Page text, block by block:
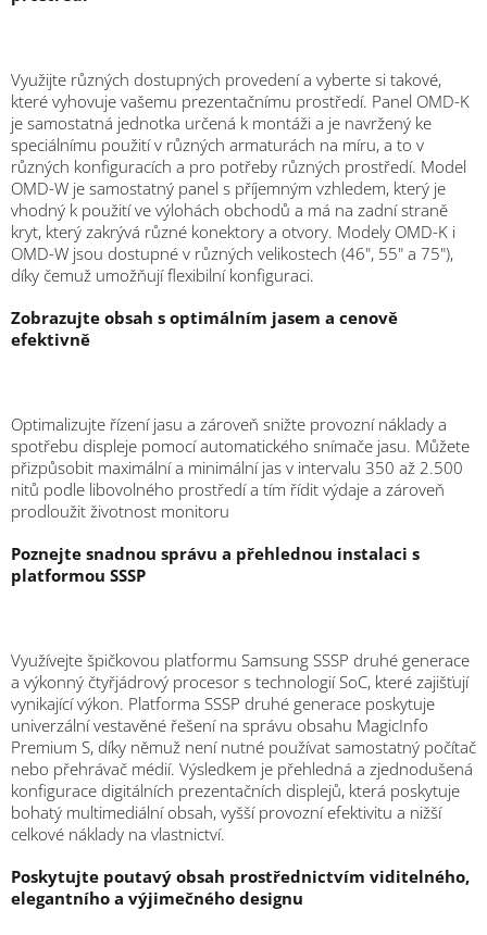
Využijte různých dostupných provedení a vyberte si takové,
které vyhovuje vašemu prezentačnímu prostředí. Panel OMD-K
je samostatná jednotka určená k montáži a je navržený ke
speciálnímu použití v různých armaturách na míru, a to v
různých konfiguracích a pro potřeby různých prostředí. Model
OMD-W je samostatný panel s příjemným vzhledem, který je
vhodný k použití ve výlohách obchodů a má na zadní straně
kryt, který zakrývá různé konektory a otvory. Modely OMD-K i
OMD-W jsou dostupné v různých velikostech (46", 55" a 75"),
díky čemuž umožňují flexibilní konfiguraci.
Zobrazujte obsah s optimálním jasem a cenově
efektivně
Optimalizujte řízení jasu a zároveň snižte provozní náklady a
spotřebu displeje pomocí automatického snímače jasu. Můžete
přizpůsobit maximální a minimální jas v intervalu 350 až 2.500
nitů podle libovolného prostředí a tím řídit výdaje a zároveň
prodloužit životnost monitoru
Poznejte snadnou správu a přehlednou instalaci s
platformou SSSP
Využívejte špičkovou platformu Samsung SSSP druhé generace
a výkonný čtyřjádrový procesor s technologií SoC, které zajišťují
vynikající výkon. Platforma SSSP druhé generace poskytuje
univerzální vestavěné řešení na správu obsahu MagicInfo
Premium S, díky němuž není nutné používat samostatný počítač
nebo přehrávač médií. Výsledkem je přehledná a zjednodušená
konfigurace digitálních prezentačních displejů, která poskytuje
bohatý multimediální obsah, vyšší provozní efektivitu a nižší
celkové náklady na vlastnictví.
Poskytujte poutavý obsah prostřednictvím viditelného,
elegantního a výjimečného designu